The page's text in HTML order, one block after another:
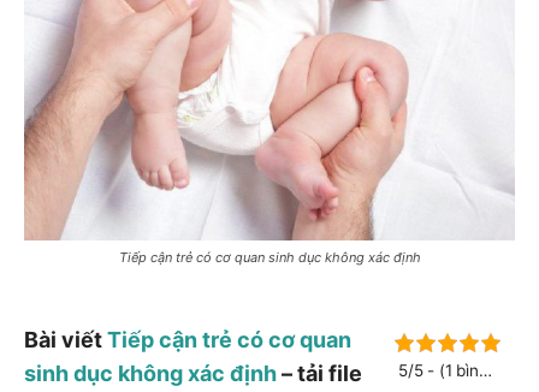
Tiếp cận trẻ có cơ quan sinh dục không xác định
5/5 - (1 bình
Bài viếtTiếp cận trẻ có cơ quan
sinh dục không xác định– tải file